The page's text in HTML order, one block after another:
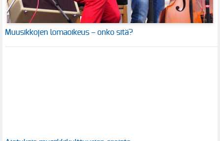
Muusikkojen lomaoikeus – onko sitä?